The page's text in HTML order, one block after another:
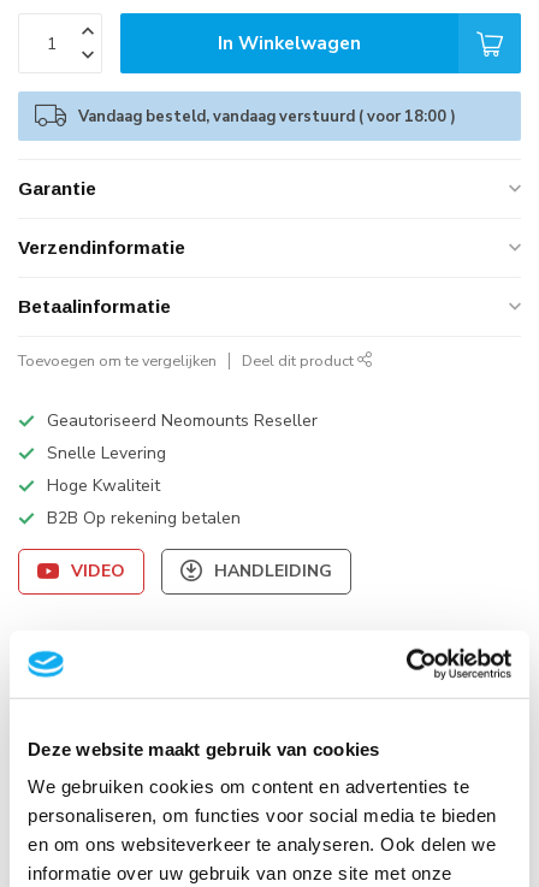
Deze website maakt gebruik van cookies
We gebruiken cookies om content en advertenties te
personaliseren, om functies voor social media te bieden
en om ons websiteverkeer te analyseren. Ook delen we
informatie over uw gebruik van onze site met onze
In Winkelwagen
Vandaag besteld, vandaag verstuurd ( voor 18:00 )
Garantie
Verzendinformatie
Betaalinformatie
Toevoegen om te vergelijken Deel dit product
Geautoriseerd Neomounts Reseller
Snelle Levering
Hoge Kwaliteit
B2B Op rekening betalen
VIDEO HANDLEIDING
Productomschrijving
Reviews
Product bundels